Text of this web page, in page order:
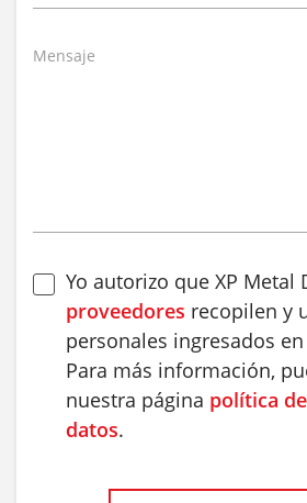
Mensaje
Yo autorizo que XP Metal
proveedores recopilen y
personales ingresados
Para más información,
nuestra página política
datos.